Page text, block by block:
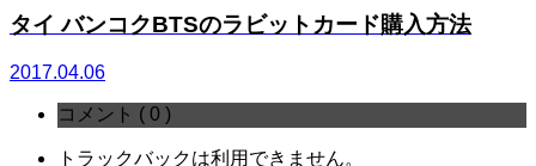
タイ バンコクBTSのラビットカード購入方法
2017.04.06
コメント ( 0 )
トラックバックは利用できません。